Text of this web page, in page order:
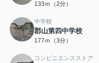
133ｍ（2分）
中学校
郡山第四中学校
177ｍ（3分）
コンビニエンスストア